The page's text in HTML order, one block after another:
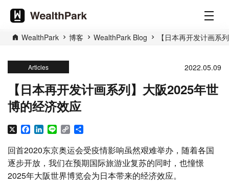
WealthPark 博客 WealthPark Blog 【日本再开发计画系
Articles 2022.05.09
【日本再开发计画系列】大阪2025年世
博的经济效应
X Facebook
LinkedIn
Line Copy
回首2020东京奥运会受疫情影响虽然艰难举办，随着各国
逐步开放，我们在预期国际旅游业复苏的同时，也憧憬
2025年大阪世界博览会为日本带来的经济效应。